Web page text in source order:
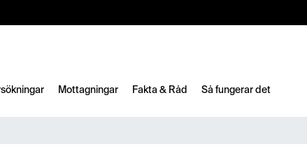
Mottagningar Fakta & Råd Så fungerar det